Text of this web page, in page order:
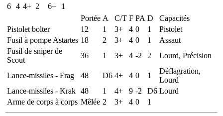
6 4 4+ 2 6+
1
Portée A C/T F PA D
Capacités
Pistolet bolter
12 1 3+ 4 0 1
Pistolet
Fusil à pompe Astartes 18 2 3+ 4 0 1
Assaut
Fusil de sniper de
Scout
36 1 3+ 4 -2 2 Lourd, Précision
Lance-missiles - Frag 48 D6 4+ 4 0 1
Déflagration,
Lourd
Lance-missiles - Krak 48 1 4+ 9 -2 D6 Lourd
Arme de corps à corps Mêlée 2 3+ 4 0 1